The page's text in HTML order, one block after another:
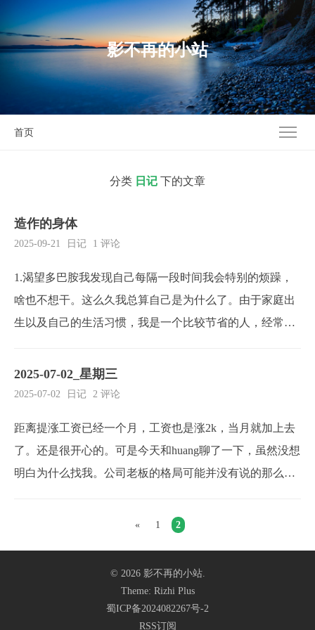
影不再的小站
首页
分类 日记 下的文章
造作的身体
2025-09-21 日记 1 评论
1.渴望多巴胺我发现自己每隔一段时间我会特别的烦躁，
啥也不想干。这么久我总算自己是为什么了。由于家庭出
生以及自己的生活习惯，我是一个比较节省的人，经常约
都不感兴趣，还有就是我看了《成瘾：在放纵中寻找平
衡》，其中的案例令我感到不安，我不太敢放纵自己。我
我体...
2025-07-02_星期三
2025-07-02 日记 2 评论
距离提涨工资已经一个月，工资也是涨2k，当月就加上去
了。还是很开心的。可是今天和huang聊了一下，虽然没想
明白为什么找我。公司老板的格局可能并没有说的那么
具体功能点梳理，为什么选择这样做，另外的方案golan
« 1 2
© 2026 影不再的小站.
Theme: Rizhi Plus
蜀ICP备2024082267号-2
RSS订阅